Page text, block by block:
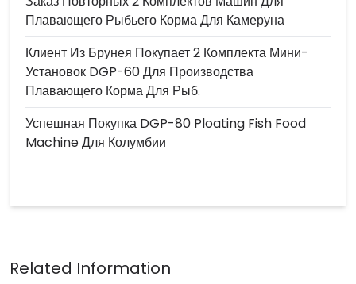
Плавающего Рыбьего Корма Для Камеруна
Клиент Из Брунея Покупает 2 Комплекта Мини-
Установок DGP-60 Для Производства
Плавающего Корма Для Рыб.
Успешная Покупка DGP-80 Ploating Fish Food
Machine Для Колумбии